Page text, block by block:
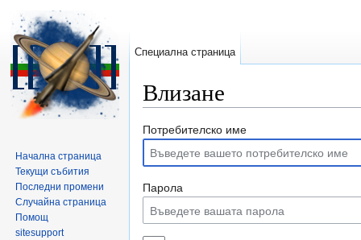
Влизане
Потребителско име
Парола
Специална страница
Начална страница
Текущи събития
Последни промени
Случайна страница
Помощ
sitesupport